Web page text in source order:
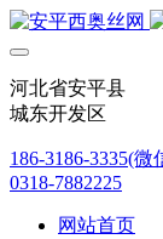
河北省安平县
城东开发区
186-3186-3335(微
0318-7882225
网站首页